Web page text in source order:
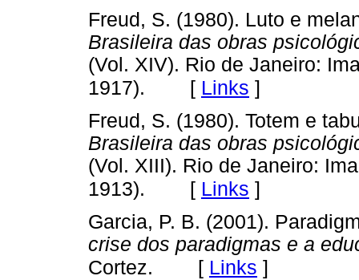
Freud, S. (1980). Luto e
Brasileira das obras
(Vol. XIV). Rio de Janeiro:
1917). [ Links ]
Freud, S. (1980). Totem e
Brasileira das obras
(Vol. XIII). Rio de Janeiro:
1913). [ Links ]
Garcia, P. B. (2001).
crise dos paradigmas e a
Cortez. [ Links ]